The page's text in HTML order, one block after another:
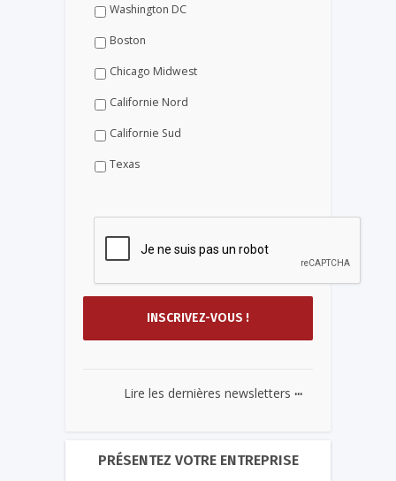
Washington DC
Boston
Chicago Midwest
Californie Nord
Californie Sud
Texas
Lire les dernières newsletters ...
PRÉSENTEZ VOTRE ENTREPRISE